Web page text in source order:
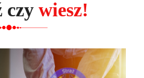
czy wiesz!